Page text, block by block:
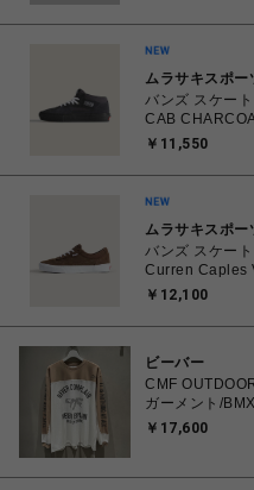
ムラサキスポー
バンズ スケー
CAB
26.0㎝～28.0㎝
く】
￥11,550
ムラサキスポー
バンズ スケー
Curren Caples
26.0㎝～28.0㎝
く】
￥12,100
ビーバー
CMF
ガーメント/
￥17,600